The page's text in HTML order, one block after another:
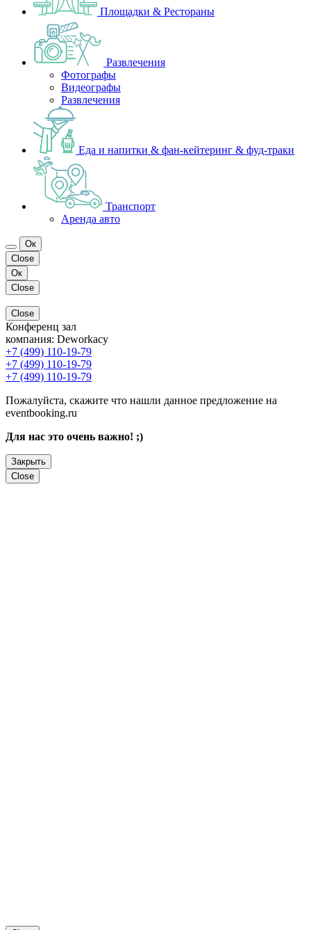
Площадки & Рестораны
Развлечения
Фотографы
Видеографы
Развлечения
Еда и напитки & фан-кейтеринг & фуд-траки
Транспорт
Аренда авто
Ок
Close
Ок
Close
Close
Конференц зал
компания: Deworkacy
+7 (499) 110-19-79
+7 (499) 110-19-79
+7 (499) 110-19-79
Пожалуйста, скажите что нашли данное предложение на
eventbooking.ru
Для нас это очень важно! ;)
Закрыть
Close